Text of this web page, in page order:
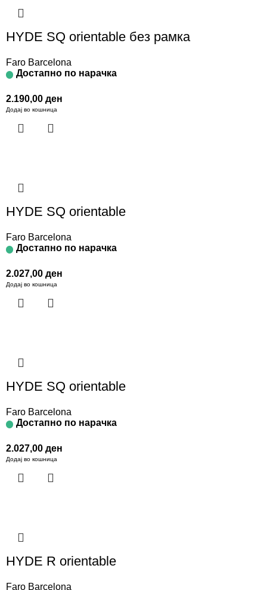
HYDE SQ orientable без рамка
Faro Barcelona
Достапно по нарачка
2.190,00 ден
Додај во кошница
HYDE SQ orientable
Faro Barcelona
Достапно по нарачка
2.027,00 ден
Додај во кошница
HYDE SQ orientable
Faro Barcelona
Достапно по нарачка
2.027,00 ден
Додај во кошница
HYDE R orientable
Faro Barcelona